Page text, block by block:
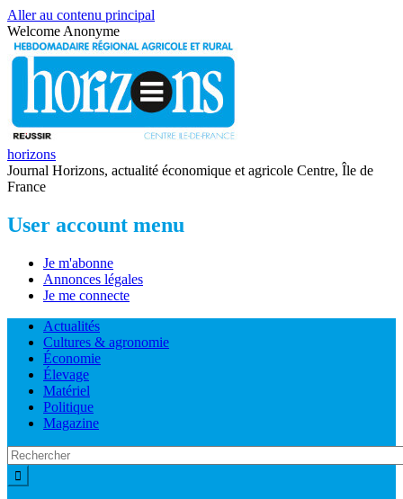
Aller au contenu principal
Welcome Anonyme
horizons
Journal Horizons, actualité économique et agricole Centre, Île de
France
User account menu
Je m'abonne
Annonces légales
Je me connecte
Actualités
Cultures & agronomie
Économie
Élevage
Matériel
Politique
Magazine